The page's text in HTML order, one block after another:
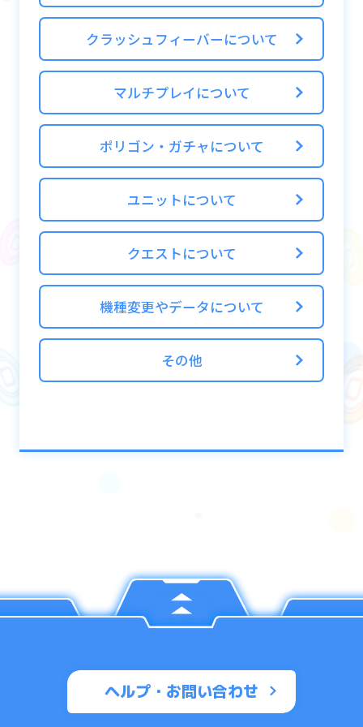
て使用してもらう
・マルチプレイをする
・スクラッチボーナス報酬
クラッシュフィーバーについて
マルチプレイについて
ポリゴン・ガチャについて
ユニットについて
クエストについて
機種変更やデータについて
その他
ヘルプ・お問い合わせ